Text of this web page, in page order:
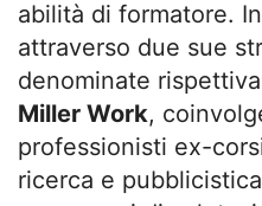
abilità di formatore.
attraverso due sue
denominate
Miller Work,
professionisti ex-
ricerca e